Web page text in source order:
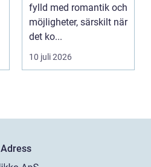
fylld med romantik och
möjligheter, särskilt när
det ko...
10 juli 2026
Adress